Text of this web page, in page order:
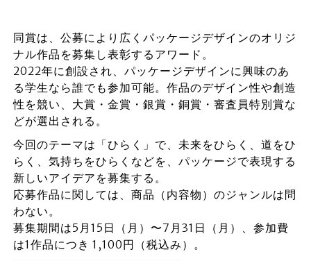
同賞は、公募により広くパッケージデザインのオリジ
ナル作品を募集し表彰するアワード。
2022年に創設され、パッケージデザインに興味のあ
る学生なら誰でも参加可能。作品のデザイン性や創造
性を競い、大賞・金賞・銀賞・銅賞・審査員特別賞な
どが選出される。
今回のテーマは「ひらく」で、未来をひらく、道をひ
らく、気持ちをひらくなどを、パッケージで表現する
新しいアイデアを募集する。
応募作品に関しては、商品（内容物）のジャンルは問
わない。
募集期間は5月15日（月）〜7月31日（月）、参加費
は1作品につき 1,100円（税込み）。